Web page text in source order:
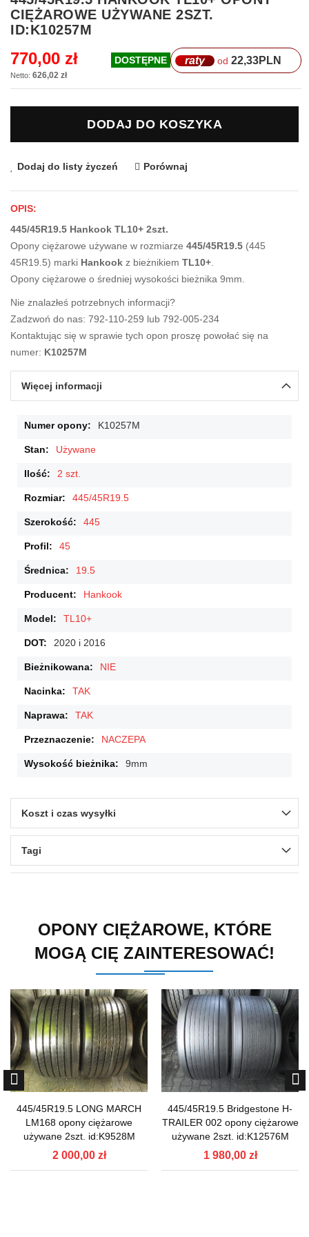
na
początek
galerii
CIĘŻAROWE UŻYWANE 2SZT.
ID:K10257M
770,00 zł
626,02 zł
DOSTĘPNE raty od 22,33PLN
DODAJ DO KOSZYKA
Dodaj do listy życzeń Porównaj
OPIS:
445/45R19.5 Hankook TL10+ 2szt.
Opony ciężarowe używane w rozmiarze 445/45R19.5 (445
45R19.5) marki Hankook z bieżnikiem TL10+.
Opony ciężarowe o średniej wysokości bieżnika 9mm.
Nie znalazłeś potrzebnych informacji?
Zadzwoń do nas: 792-110-259 lub 792-005-234
Kontaktując się w sprawie tych opon proszę powołać się na
numer: K10257M
Więcej informacji
Więcej
K10257M
Używane
2 szt.
445/45R19.5
445
45
19.5
Hankook
TL10+
2020 i 2016
NIE
TAK
TAK
NACZEPA
9mm
Koszt i czas wysyłki
Tagi
OPONY CIĘŻAROWE, KTÓRE
MOGĄ CIĘ ZAINTERESOWAĆ!
445/45R19.5 LONG MARCH
LM168 opony ciężarowe
używane 2szt. id:K9528M
2 000,00 zł
445/45R19.5 Bridgestone H-
TRAILER 002 opony ciężarowe
używane 2szt. id:K12576M
1 980,00 zł